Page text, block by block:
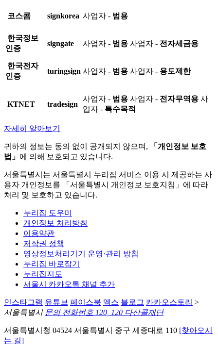
코스콤 signkorea 사업자 - 범용
한국정보
인증
signgate 사업자 - 범용 사업자 - 전자세금용
한국전자
인증
turingsign 사업자 - 범용 사업자 - 용도제한
KTNET tradesign
사업자 - 범용 사업자 - 전자무역용 사
업자 - 특수목적
자세히 알아보기
귀하의 정보는 동의 없이 공개되지 않으며,
「개인정보 보호
법」 에 의해 보호되고 있습니다.
서울특별시는 서울특별시 누리집 서비스 이용 시 제공하는 사
용자 개인정보를 「서울특별시 개인정보 보호지침」에 따라
처리 및 보호하고 있습니다.
누리집 도우미
개인정보 처리방침
이용약관
저작권 정책
영상정보처리기기 운영·관리 방침
누리집 바로잡기
누리집지도
서울시 카카오톡 채널 추가
인스타그램 유튜브 페이스북 엑스 블로그 카카오스토리 >
서울특별시 문의 전화번호 120, 120 다산콜재단
서울특별시청 04524 서울특별시 중구 세종대로 110 [찾아오시
는 길]